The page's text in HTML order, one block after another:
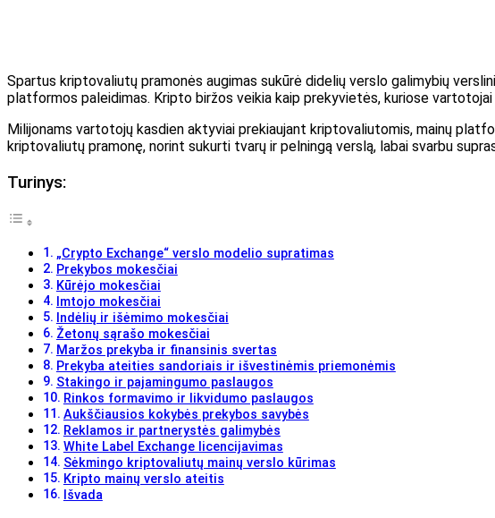
Spartus kriptovaliutų pramonės augimas sukūrė didelių verslo galimybių
platformos paleidimas. Kripto biržos veikia kaip prekyvietės, kuriose
Milijonams vartotojų kasdien aktyviai prekiaujant kriptovaliutomis, mainų
kriptovaliutų pramonę, norint sukurti tvarų ir pelningą verslą, labai svarbu
Turinys:
„Crypto Exchange“ verslo modelio supratimas
Prekybos mokesčiai
Kūrėjo mokesčiai
Imtojo mokesčiai
Indėlių ir išėmimo mokesčiai
Žetonų sąrašo mokesčiai
Maržos prekyba ir finansinis svertas
Prekyba ateities sandoriais ir išvestinėmis priemonėmis
Stakingo ir pajamingumo paslaugos
Rinkos formavimo ir likvidumo paslaugos
Aukščiausios kokybės prekybos savybės
Reklamos ir partnerystės galimybės
White Label Exchange licencijavimas
Sėkmingo kriptovaliutų mainų verslo kūrimas
Kripto mainų verslo ateitis
Išvada